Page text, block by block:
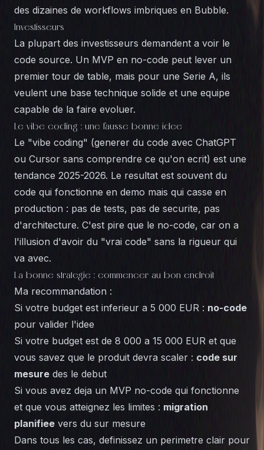
des dizaines de workflows imbriques en Bubble.
Investisseurs
La plupart des investisseurs demandent a voir le
code source. Un MVP en no-code peut lever un
premier tour de table, mais pour une Serie A, ils
veulent une base technique solide et une equipe
capable de la faire evoluer.
Le vibe coding : une fausse bonne idee
Le "vibe coding" (generer du code avec ChatGPT
ou Cursor sans comprendre ce qu'on ecrit) est une
tendance 2025-2026. Le resultat est souvent du
code qui fonctionne en demo mais qui casse en
production : pas de tests, pas de securite, pas
d'architecture. C'est pire que le no-code, car on a
l'illusion d'avoir du "vrai code" sans la rigueur qui
va avec.
La bonne strategie : commencer au bon endroit
Ma recommandation :
Si votre budget est inferieur a 5 000 EUR : no-code
pour valider l'idee
Si votre budget est de 8 000 a 15 000 EUR et que
vous savez que le produit devra scaler : code sur
mesure des le debut
Si vous avez deja un MVP no-code qui fonctionne
et que vous atteignez les limites : migration
planifiee vers du sur mesure
Dans tous les cas, definissez un perimetre clair pour